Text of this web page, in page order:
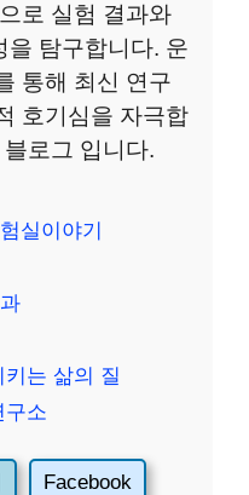
로 실험 결과와
을 탐구합니다. 운
통해 최신 연구
호기심을 자극합
로그 입니다.
실이야기
는 삶의 질
구소
Facebook